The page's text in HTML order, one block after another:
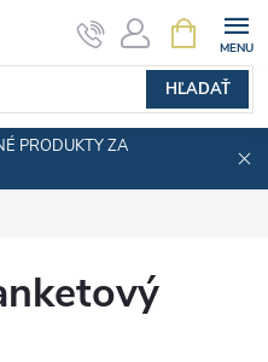
HĽADAŤ
KOŠÍK
PRODUKTY ZA